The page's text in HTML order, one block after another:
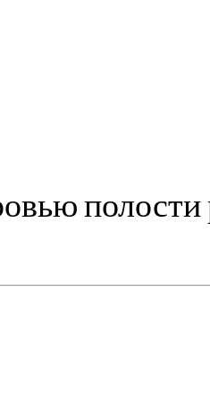
полости